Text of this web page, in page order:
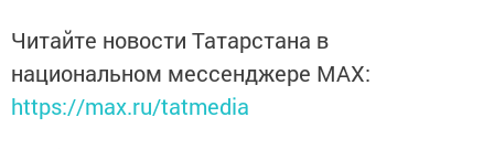
Читайте новости Татарстана в
национальном мессенджере MАХ:
https://max.ru/tatmedia